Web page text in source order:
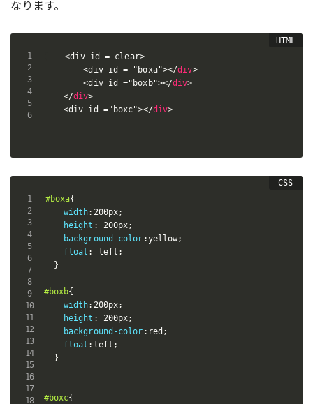
なります。
    <div id = clear>
        <div id = "boxa">
</div>
        <div id ="boxb">
</div>
</div>
    <div id ="boxc">
</div>
#boxa{
width: 200px;
height : 200px;
background-color :yellow;
float : left ;
}
#boxb{
width: 200px;
height : 200px;
background-color : red ;
float : left ;
}
#boxc{